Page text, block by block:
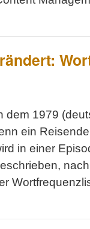
dem 1979
ein
in einer